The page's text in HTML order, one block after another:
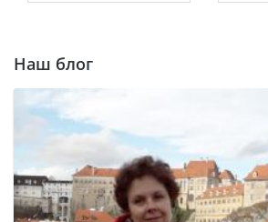
Наш блог